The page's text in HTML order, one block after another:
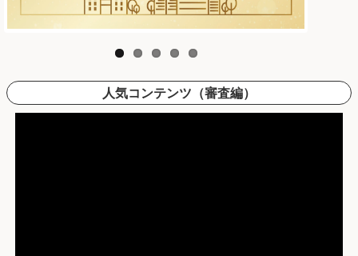
人気コンテンツ（審査編）